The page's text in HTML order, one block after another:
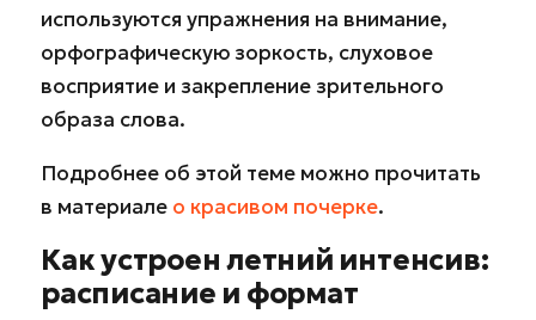
используются упражнения на внимание,
орфографическую зоркость, слуховое
восприятие и закрепление зрительного
образа слова.
Подробнее об этой теме можно прочитать
в материале о красивом почерке.
Как устроен летний интенсив:
расписание и формат